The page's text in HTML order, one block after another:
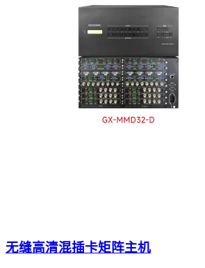
无缝高清混插卡矩阵主机